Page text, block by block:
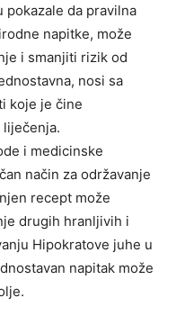
pokazale da pravilna
napitke, može
i smanjiti rizik od
nosi sa
koje je čine
i medicinske
način za održavanje
recept može
drugih hranljivih i
Hipokratove juhe u
napitak može